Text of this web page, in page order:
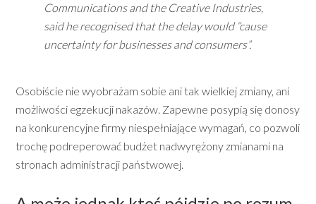
Communications and the Creative Industries,
said he recognised that the delay would “cause
uncertainty for businesses and consumers”.
Osobiście nie wyobrażam sobie ani tak wielkiej zmiany, ani
możliwości egzekucji nakazów. Zapewne posypią się donosy
na konkurencyjne firmy niespełniające wymagań, co pozwoli
trochę podreperować budżet nadwyrężony zmianami na
stronach administracji państwowej.